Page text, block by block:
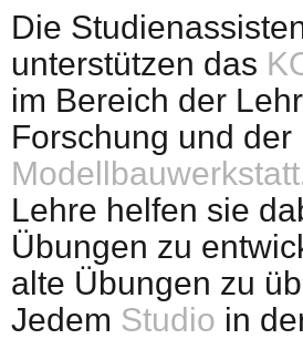
Die
unterstützen das
im Bereich der
Forschung und der
Modellbauwerkstatt
Lehre helfen sie
Übungen zu
alte Übungen zu
Jedem Studio in